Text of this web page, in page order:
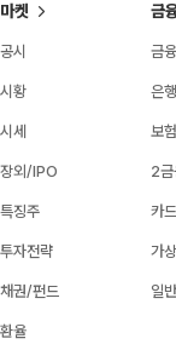
마켓
공시
시황
시세
장외/IPO
특징주
투자전략
채권/펀드
환율
금
금
은행
보험
2금
카드
가
일반